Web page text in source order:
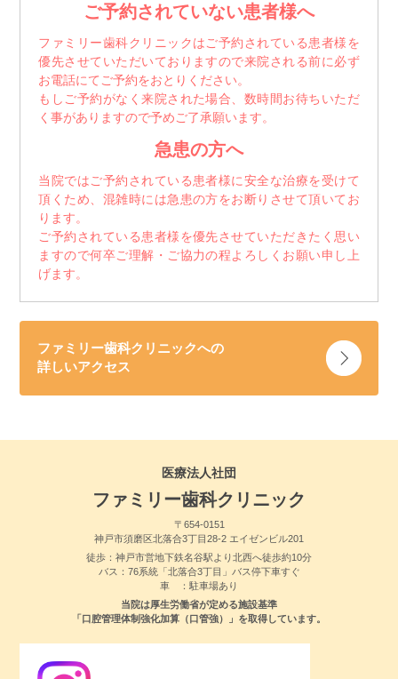
ご予約されていない患者様へ
ファミリー歯科クリニックはご予約されている患者様を
優先させていただいておりますので来院される前に必ず
お電話にてご予約をおとりください。
もしご予約がなく来院された場合、数時間お待ちいただ
く事がありますので予めご了承願います。
急患の方へ
当院ではご予約されている患者様に安全な治療を受けて
頂くため、混雑時には急患の方をお断りさせて頂いてお
ります。
ご予約されている患者様を優先させていただきたく思い
ますので何卒ご理解・ご協力の程よろしくお願い申し上
げます。
ファミリー歯科クリニックへの
詳しいアクセス
医療法人社団
ファミリー歯科クリニック
〒654-0151
神戸市須磨区北落合3丁目28-2 エイゼンビル201
徒歩：神戸市営地下鉄名谷駅より北西へ徒歩約10分
バス：76系統「北落合3丁目」バス停下車すぐ
車 ：駐車場あり
当院は厚生労働省が定める施設基準
「口腔管理体制強化加算（口管強）」を取得しています。